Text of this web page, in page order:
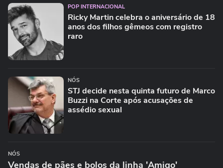
POP INTERNACIONAL
Ricky Martin celebra o aniversário de 18
anos dos filhos gêmeos com registro
raro
NÓS
STJ decide nesta quinta futuro de Marco
Buzzi na Corte após acusações de
assédio sexual
NÓS
Vendas de pães e bolos da linha 'Amigo'